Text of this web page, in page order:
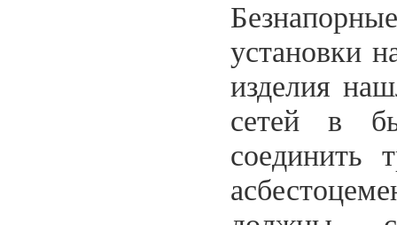
установки
изделия
сетей в
соединить